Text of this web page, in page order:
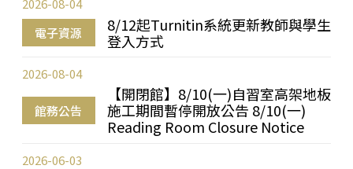
電子資源
8/12起Turnitin系統更新教師與學生
登入方式
2026-08-04
館務公告
【開閉館】8/10(一)自習室高架地板
施工期間暫停開放公告 8/10(一)
Reading Room Closure Notice
2026-08-04
2026-06-03